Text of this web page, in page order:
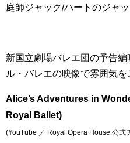
庭師ジャック/ハートのジャ
新国立劇場バレエ団の予告
ル・バレエの映像で雰囲気を
Alice’s Adventures in
Royal Ballet)
(YouTube ／ Royal Opera House 公式